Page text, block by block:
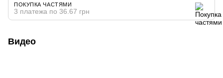
ПОКУПКА ЧАСТЯМИ
3 платежа по 36.67 грн
Видео